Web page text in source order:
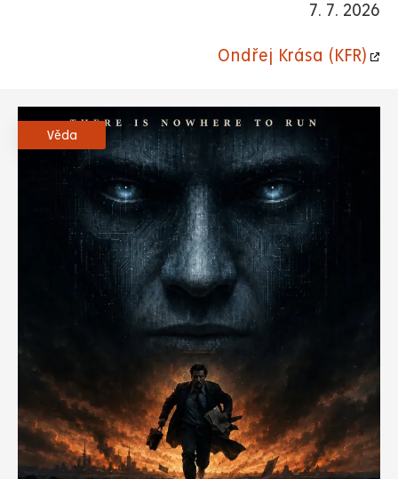
7. 7. 2026
Ondřej Krása (KFR)
Věda